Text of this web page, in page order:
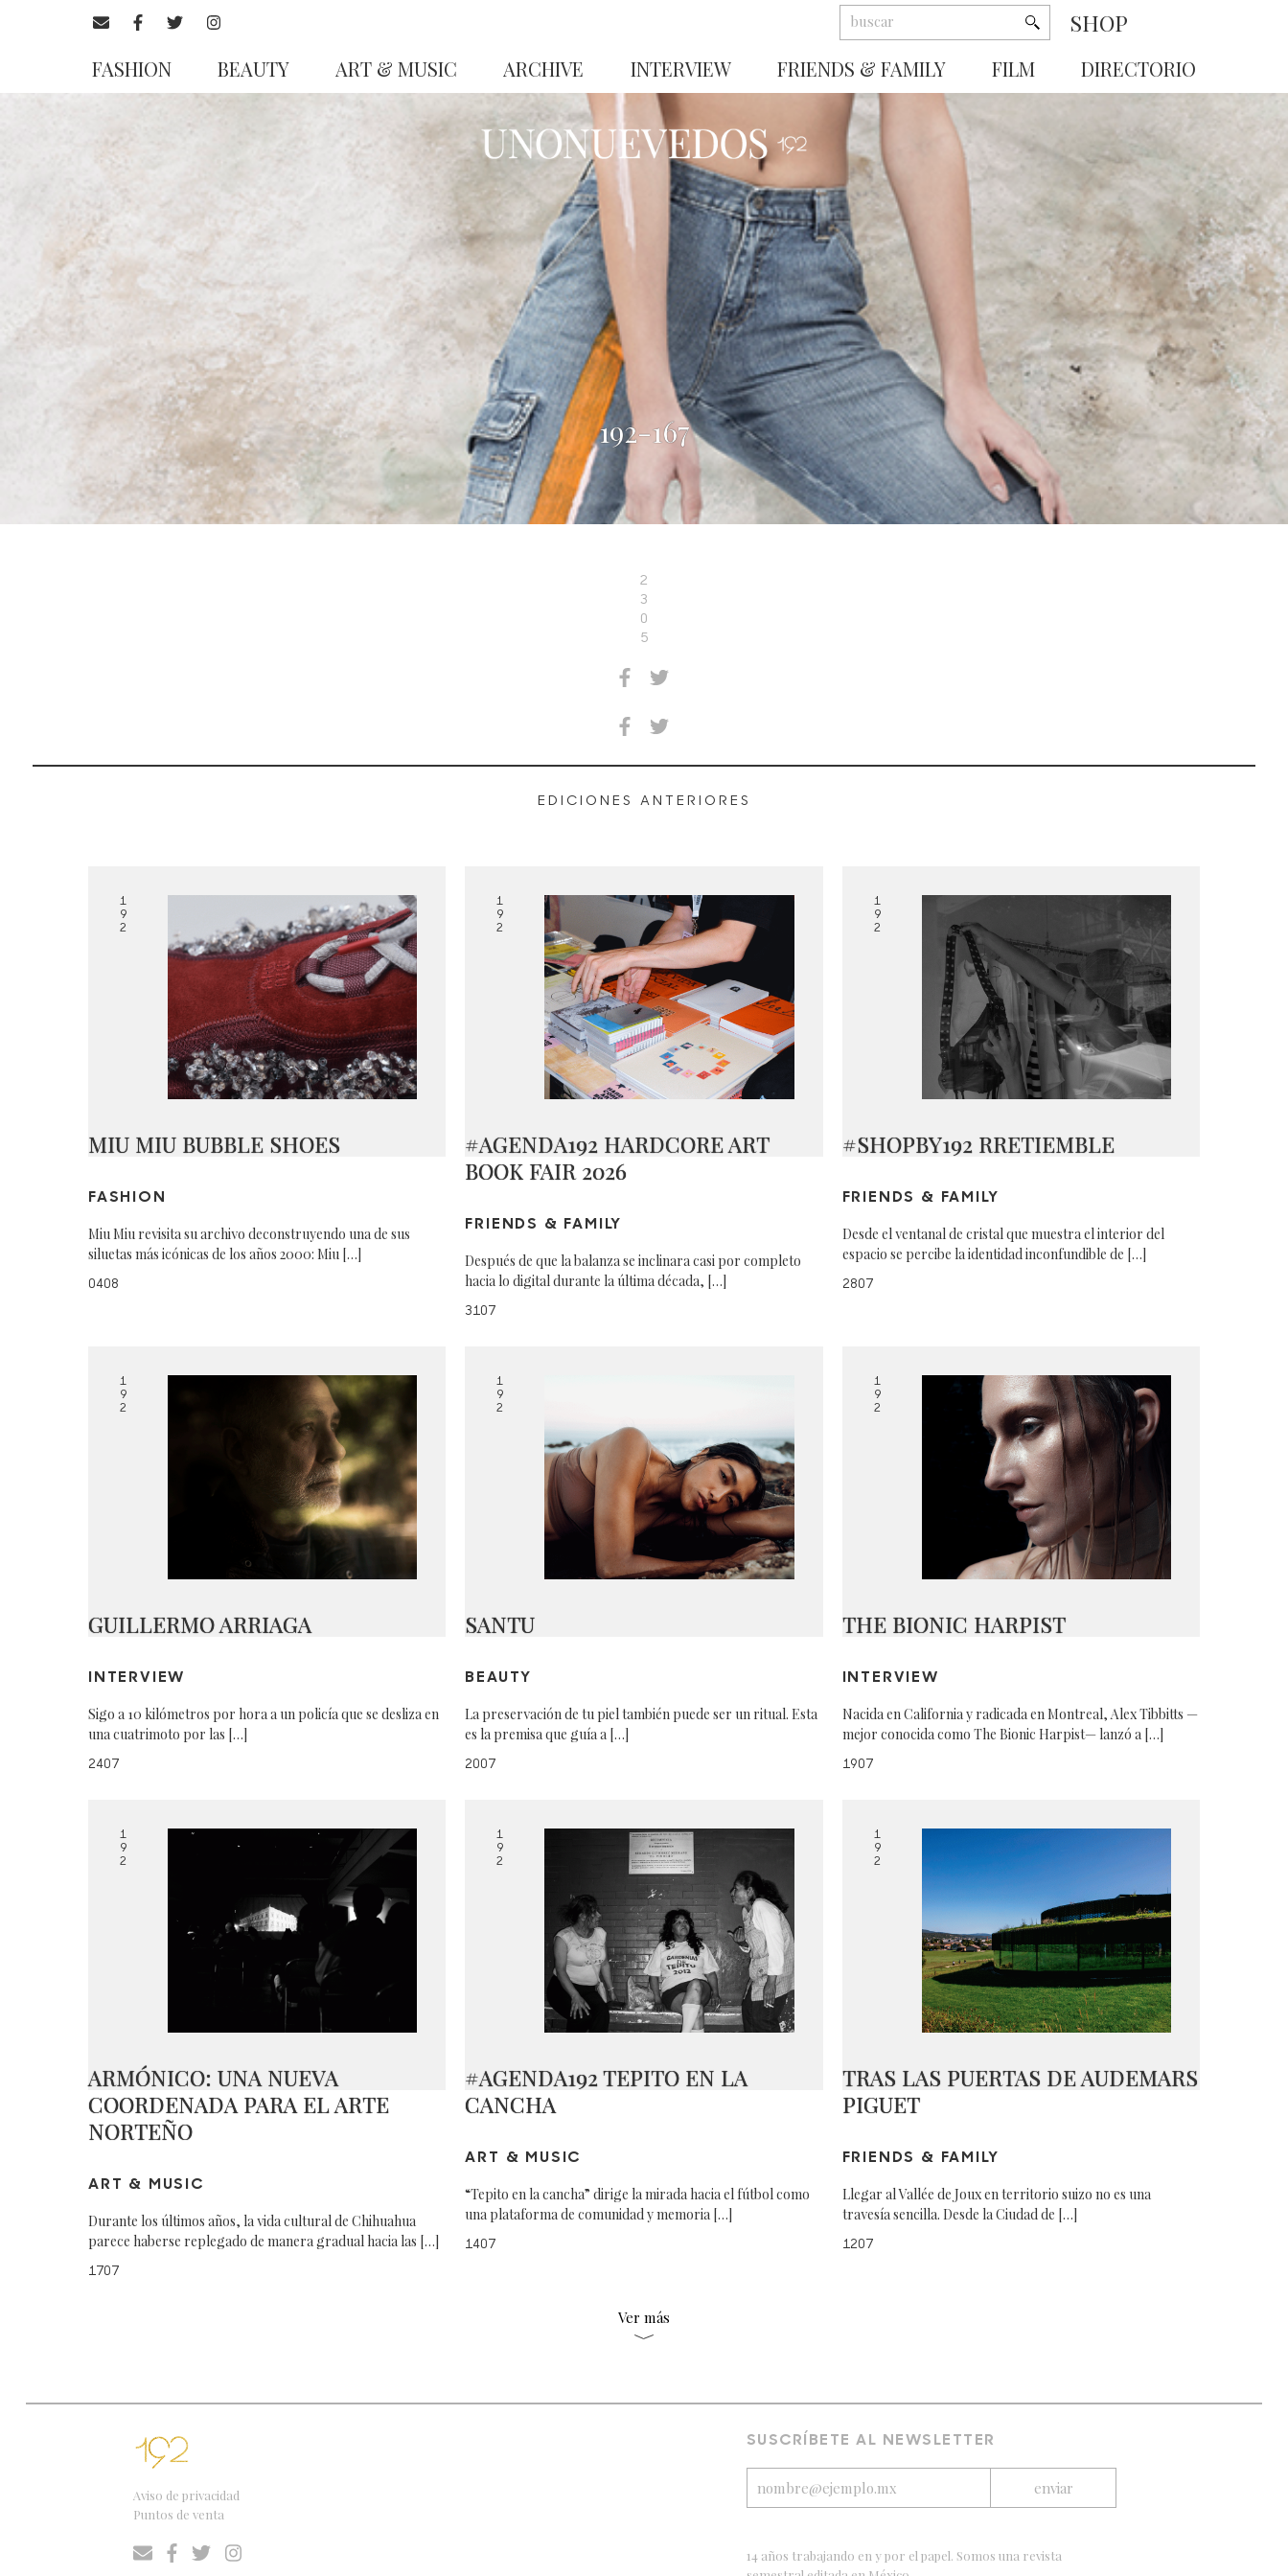
SHOP
FASHION BEAUTY ART & MUSIC ARCHIVE INTERVIEW FRIENDS & FAMILY FILM DIRECTORIO
192-167
2
3
0
5
EDICIONES ANTERIORES
1
9
2
MIU MIU BUBBLE SHOES
FASHION
Miu Miu revisita su archivo deconstruyendo una de sus
siluetas más icónicas de los años 2000: Miu […]
0408
1
9
2
#AGENDA192 HARDCORE ART
BOOK FAIR 2026
FRIENDS & FAMILY
Después de que la balanza se inclinara casi por completo
hacia lo digital durante la última década, […]
3107
1
9
2
#SHOPBY192 RRETIEMBLE
FRIENDS & FAMILY
Desde el ventanal de cristal que muestra el interior del
espacio se percibe la identidad inconfundible de […]
2807
1
9
2
GUILLERMO ARRIAGA
INTERVIEW
Sigo a 10 kilómetros por hora a un policía que se desliza en
una cuatrimoto por las […]
2407
1
9
2
SANTU
BEAUTY
La preservación de tu piel también puede ser un ritual. Esta
es la premisa que guía a […]
2007
1
9
2
THE BIONIC HARPIST
INTERVIEW
Nacida en California y radicada en Montreal, Alex Tibbitts —
mejor conocida como The Bionic Harpist— lanzó a […]
1907
1
9
2
ARMÓNICO: UNA NUEVA
COORDENADA PARA EL ARTE
NORTEÑO
ART & MUSIC
Durante los últimos años, la vida cultural de Chihuahua
parece haberse replegado de manera gradual hacia las […]
1707
1
9
2
#AGENDA192 TEPITO EN LA
CANCHA
ART & MUSIC
“Tepito en la cancha” dirige la mirada hacia el fútbol como
una plataforma de comunidad y memoria […]
1407
1
9
2
TRAS LAS PUERTAS DE AUDEMARS
PIGUET
FRIENDS & FAMILY
Llegar al Vallée de Joux en territorio suizo no es una
travesía sencilla. Desde la Ciudad de […]
1207
Ver más
Aviso de privacidad
Puntos de venta
SUSCRÍBETE AL NEWSLETTER
14 años trabajando en y por el papel. Somos una revista